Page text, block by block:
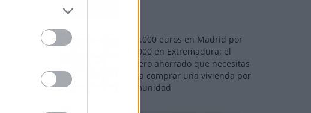
110.000 euros en Madrid por
31.000 en Extremadura: el
dinero ahorrado que necesitas
para comprar una vivienda por
comunidad